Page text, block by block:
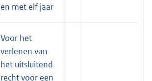
en met elf jaar
Voor het
verlenen van
het uitsluitend
recht voor een